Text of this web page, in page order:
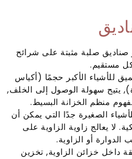
صلبة مثبتة على شرائح
مستقيم.
للأشياء الأكبر حجمًا (أكياس
يتيح سهولة الوصول إلى الخلف,
منظم الخزانة البسيط.
الصغيرة جدًا التي يمكن أن
لا يعالج زاوية الزاوية على
أو الزاوية.
داخل خزائن الزاوية, تخزين